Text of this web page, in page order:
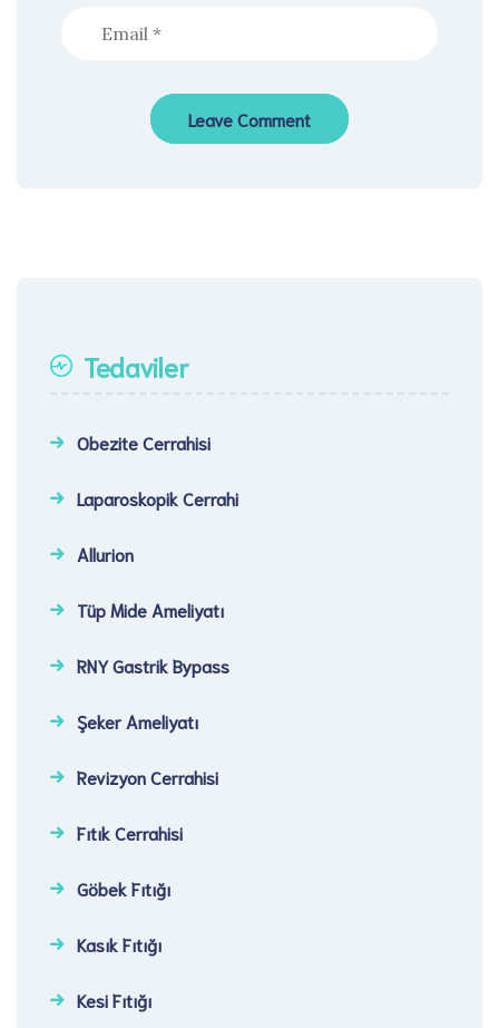
Tedaviler
Obezite Cerrahisi
Laparoskopik Cerrahi​
Allurion
Tüp Mide Ameliyatı
RNY Gastrik Bypass
Şeker Ameliyatı​
Revizyon Cerrahisi​
Fıtık Cerrahisi​
Göbek Fıtığı​
Kasık Fıtığı​
Kesi Fıtığı​